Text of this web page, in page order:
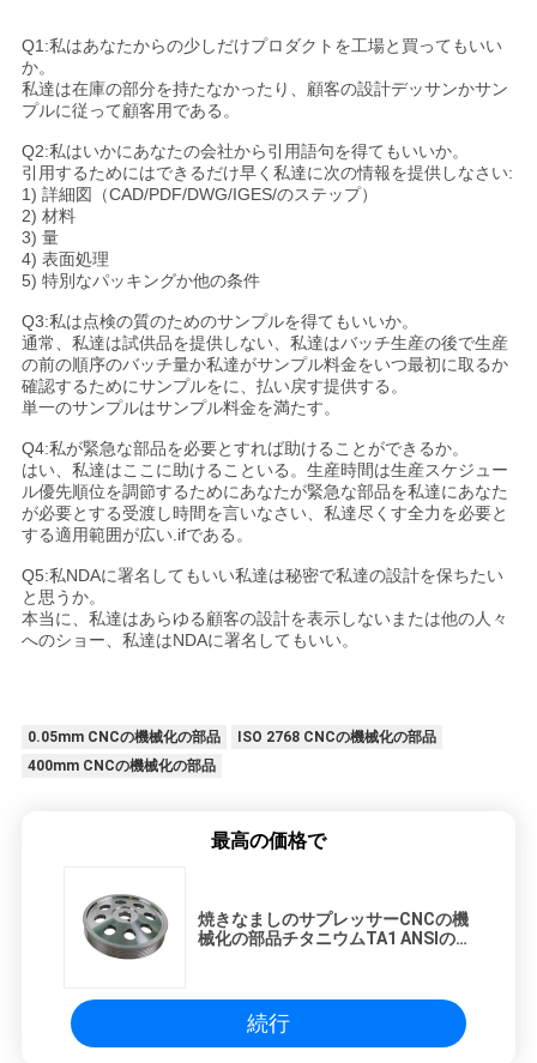
Q1:私はあなたからの少しだけプロダクトを工場と買ってもいい
か。
私達は在庫の部分を持たなかったり、顧客の設計デッサンかサン
プルに従って顧客用である。
Q2:私はいかにあなたの会社から引用語句を得てもいいか。
引用するためにはできるだけ早く私達に次の情報を提供しなさい:
1) 詳細図（CAD/PDF/DWG/IGES/のステップ）
2) 材料
3) 量
4) 表面処理
5) 特別なパッキングか他の条件
Q3:私は点検の質のためのサンプルを得てもいいか。
通常、私達は試供品を提供しない、私達はバッチ生産の後で生産
の前の順序のバッチ量か私達がサンプル料金をいつ最初に取るか
確認するためにサンプルをに、払い戻す提供する。
単一のサンプルはサンプル料金を満たす。
Q4:私が緊急な部品を必要とすれば助けることができるか。
はい、私達はここに助けることいる。生産時間は生産スケジュー
ル優先順位を調節するためにあなたが緊急な部品を私達にあなた
が必要とする受渡し時間を言いなさい、私達尽くす全力を必要と
する適用範囲が広い.ifである。
Q5:私NDAに署名してもいい私達は秘密で私達の設計を保ちたい
と思うか。
本当に、私達はあらゆる顧客の設計を表示しないまたは他の人々
へのショー、私達はNDAに署名してもいい。
0.05mm CNCの機械化の部品
ISO 2768 CNCの機械化の部品
400mm CNCの機械化の部品
最高の価格で
焼きなましのサプレッサーCNCの機
械化の部品チタニウムTA1 ANSIのバ
続行